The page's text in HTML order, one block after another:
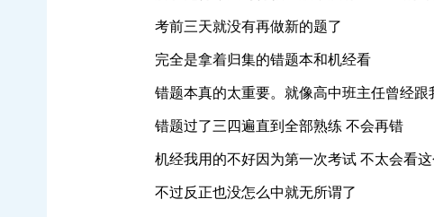
考前三天就没有再做新的题了
完全是拿着归集的错题本和机经看
错题本真的太重要。就像高中班主任曾经
错题过了三四遍直到全部熟练 不会再错
机经我用的不好因为第一次考试 不太会看这
不过反正也没怎么中就无所谓了